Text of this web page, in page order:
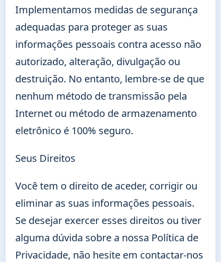
Implementamos medidas de segurança
adequadas para proteger as suas
informações pessoais contra acesso não
autorizado, alteração, divulgação ou
destruição. No entanto, lembre-se de que
nenhum método de transmissão pela
Internet ou método de armazenamento
eletrônico é 100% seguro.
Seus Direitos
Você tem o direito de aceder, corrigir ou
eliminar as suas informações pessoais.
Se desejar exercer esses direitos ou tiver
alguma dúvida sobre a nossa Política de
Privacidade, não hesite em contactar-nos